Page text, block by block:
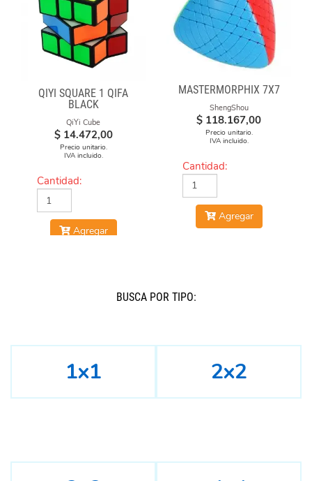
QIYI SQUARE 1 QIFA
BLACK
QiYi Cube
$ 14.472,00
Precio unitario.
IVA incluido.
Cantidad:
Agregar
MASTERMORPHIX 7X7
ShengShou
$ 118.167,00
Precio unitario.
IVA incluido.
Cantidad:
Agregar
BUSCÁ POR TIPO:
1x1 2x2